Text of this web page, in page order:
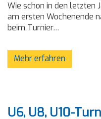
Wie schon in den letzten
am ersten Wochenende
beim Turnier…
Mehr erfahren
U6, U8, U10-